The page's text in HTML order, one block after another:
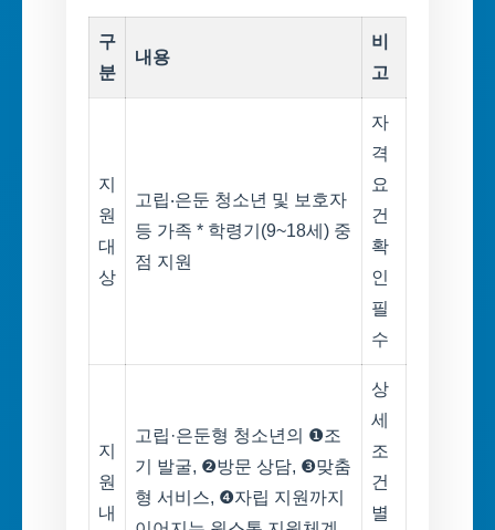
구
분
내용
비
고
지
원
대
상
고립‧은둔 청소년 및 보호자
등 가족 * 학령기(9~18세) 중
점 지원
자
격
요
건
확
인
필
수
지
원
내
고립·은둔형 청소년의 ❶조
기 발굴, ❷방문 상담, ❸맞춤
형 서비스, ❹자립 지원까지
상
세
조
건
별